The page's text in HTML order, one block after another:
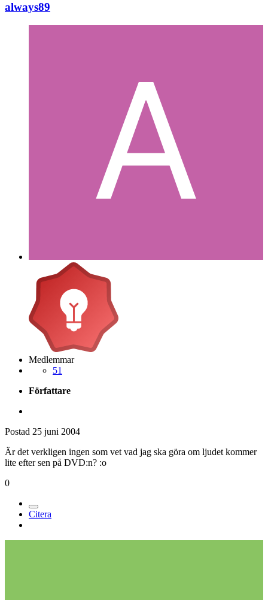
always89
Medlemmar
51
Författare
Postad 25 juni 2004
Är det verkligen ingen som vet vad jag ska göra om ljudet kommer
lite efter sen på DVD:n? :o
0
Citera